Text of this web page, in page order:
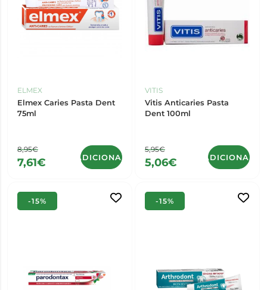
ELMEX
Elmex Caries Pasta Dent
75ml
8,95€
7,61€ ADICIONAR
VITIS
Vitis Anticaries Pasta
Dent 100ml
5,95€
5,06€ ADICIONAR
-15% -15%